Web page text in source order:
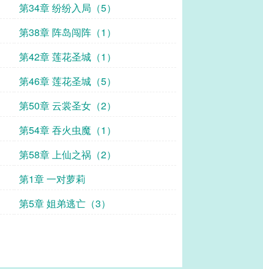
第34章 纷纷入局（5）
第38章 阵岛闯阵（1）
第42章 莲花圣城（1）
第46章 莲花圣城（5）
第50章 云裳圣女（2）
第54章 吞火虫魔（1）
第58章 上仙之祸（2）
第1章 一对萝莉
第5章 姐弟逃亡（3）